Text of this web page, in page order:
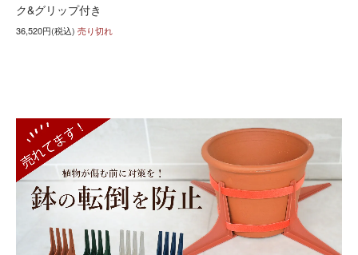
ク&グリップ付き
36,520円(税込) 売り切れ